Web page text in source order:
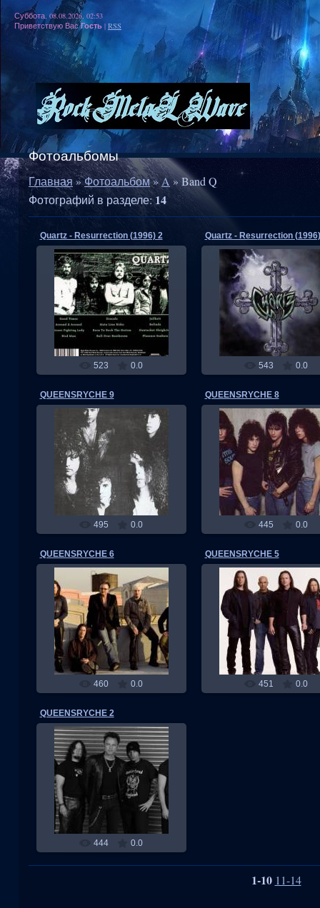
Суббота, 08.08.2026, 02:53
Приветствую Вас Гость | RSS
Фотоальбомы
Главная»Фотоальбом»A» Band Q
Фотографий в разделе:14
Quartz - Resurrection (1996) 2
16.04.2012
RMW
523 0.0
Quartz - Resurrection (1996)
16.04.2012
RMW
543 0.0
QUEENSRYCHE 9
13.02.2011
495 0.0
QUEENSRYCHE 8
13.02.2011
RMW
445 0.0
QUEENSRYCHE 6
13.02.2011
RMW
460 0.0
QUEENSRYCHE 5
13.02.2011
RMW
451 0.0
QUEENSRYCHE 2
13.02.2011
RMW
444 0.0
1-10 11-14